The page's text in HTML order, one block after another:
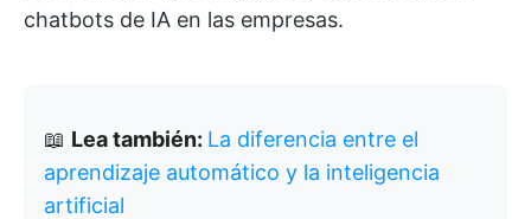
chatbots de IA en las empresas.
📖 Lea también: La diferencia entre el
aprendizaje automático y la inteligencia
artificial